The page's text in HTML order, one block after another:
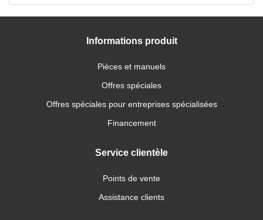
Informations produit
Pièces et manuels
Offres spéciales
Offres spéciales pour entreprises spécialisées
Financement
Service clientèle
Points de vente
Assistance clients